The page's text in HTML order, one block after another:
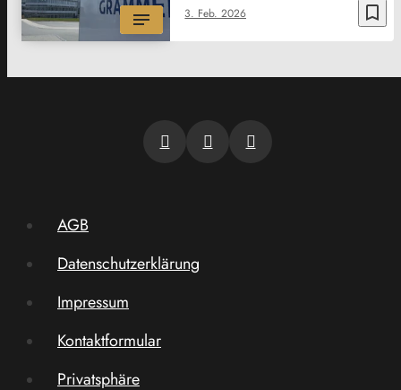
bookmark_border
3. Feb. 2026
AGB
Datenschutzerklärung
Impressum
Kontaktformular
Privatsphäre